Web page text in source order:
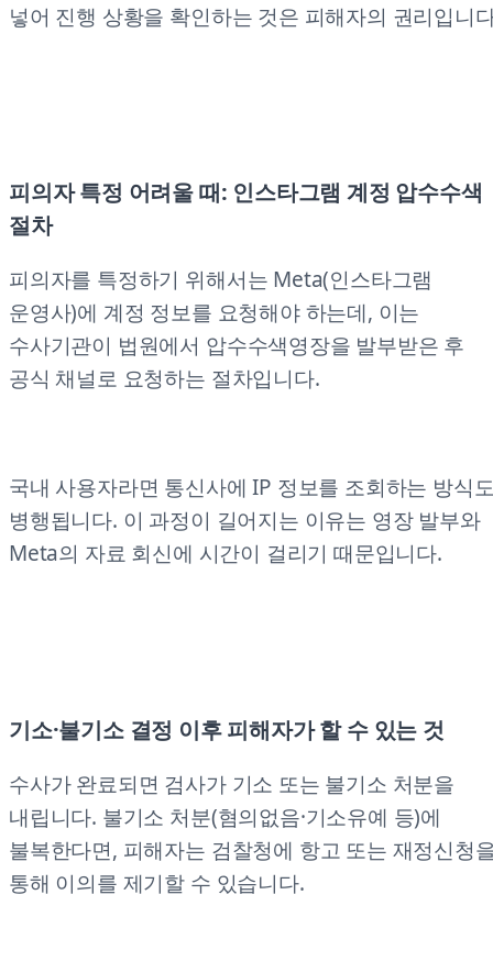
넣어 진행 상황을 확인하는 것은 피해자의 권리입니
피의자 특정 어려울 때: 인스타그램 계정 압수수색
절차
피의자를 특정하기 위해서는 Meta(인스타그램
운영사)에 계정 정보를 요청해야 하는데, 이는
수사기관이 법원에서 압수수색영장을 발부받은 후
공식 채널로 요청하는 절차입니다.
국내 사용자라면 통신사에 IP 정보를 조회하는 방식
병행됩니다. 이 과정이 길어지는 이유는 영장 발부와
Meta의 자료 회신에 시간이 걸리기 때문입니다.
기소·불기소 결정 이후 피해자가 할 수 있는 것
수사가 완료되면 검사가 기소 또는 불기소 처분을
내립니다. 불기소 처분(혐의없음·기소유예 등)에
불복한다면, 피해자는 검찰청에 항고 또는 재정신청
통해 이의를 제기할 수 있습니다.